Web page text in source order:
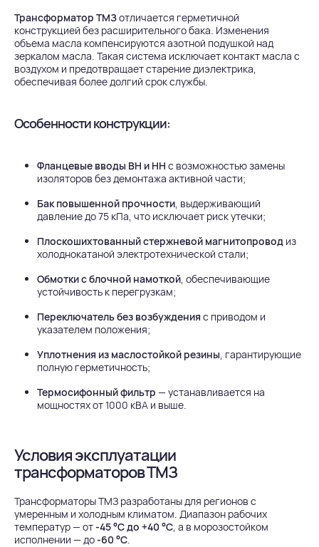
Трансформатор ТМЗотличается герметичной
конструкцией без расширительного бака. Изменения
объема масла компенсируются азотной подушкой над
зеркалом масла. Такая система исключает контакт масла с
воздухом и предотвращает старение диэлектрика,
обеспечивая более долгий срок службы.
Особенности конструкции:
Фланцевые вводы ВН и НН с возможностью замены
изоляторов без демонтажа активной части;
Бак повышенной прочности, выдерживающий
давление до 75 кПа, что исключает риск утечки;
Плоскошихтованный стержневой магнитопровод из
холоднокатаной электротехнической стали;
Обмотки с блочной намоткой, обеспечивающие
устойчивость к перегрузкам;
Переключатель без возбуждения с приводом и
указателем положения;
Уплотнения из маслостойкой резины, гарантирующие
полную герметичность;
Термосифонный фильтр — устанавливается на
мощностях от 1000 кВА и выше.
Условия эксплуатации
трансформаторов ТМЗ
Трансформаторы ТМЗ разработаны для регионов с
умеренным и холодным климатом. Диапазон рабочих
температур — от-45 °C до +40 °C, а в морозостойком
исполнении — до-60 °C.